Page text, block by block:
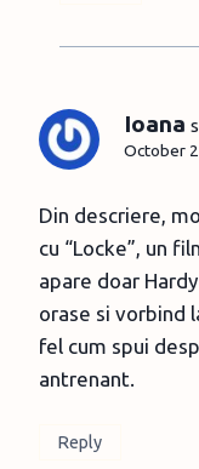
Ioana
October
Din descriere,
cu “Locke”, un
apare doar
orase si vorbind
fel cum spui
antrenant.
Reply